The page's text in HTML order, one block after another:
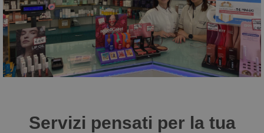
Servizi pensati per la tua